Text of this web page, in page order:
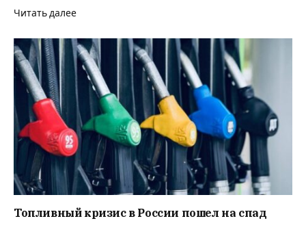
Читать далее
Топливный кризис в России пошел на спад